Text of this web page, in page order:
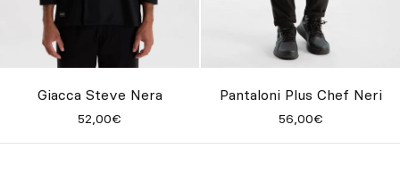
Giacca Steve Nera
52,00€
Pantaloni Plus Chef Neri
56,00€